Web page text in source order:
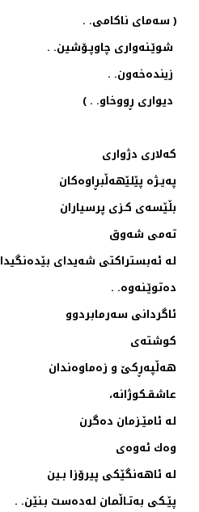
( سه‌مای ناكامی. .
شوێـنه‌واری چاوپـۆشین. .
زینده‌خه‌ون. .
دیواری ڕووخاو. . )
كه‌لاری دژواری
په‌یـژه‌ پێلێهه‌ڵبڕاوه‌كان
بڵێسه‌ی كـزی پرسیاران
ته‌می شه‌وق
له‌ ئه‌بستراكتی شه‌یدای بێده‌نگیدا
ده‌توێـنه‌وه‌. .
ئاگردانی‌ سه‌رمابردوو
كوشته‌ی
هه‌ڵپه‌ڕكێ و زه‌ماوه‌ندان
عاشقـكوژانه‌،
له‌ ئامێـزمان ده‌گرن
وه‌ك ئه‌وه‌ی
له‌ ئاهه‌نگێكی پیرۆزا بـین
پێـكی به‌تـاڵمان له‌ده‌ست بـنێن. .